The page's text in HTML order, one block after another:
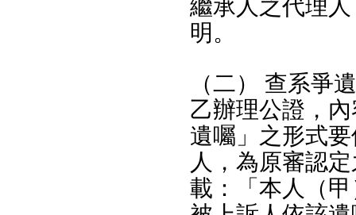
繼承人之代理
明。
（二） 查系爭
乙辦理公證，
遺囑」之形式
人，為原審認
載：「本人（